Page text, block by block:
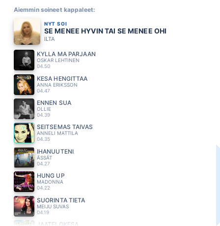
Aiemmin soineet kappaleet:
NYT SOI
SE MENEE HYVIN TAI SE MENEE OHI
ILTA
KYLLÄ MÄ PÄRJÄÄN
OSKAR LEHTINEN
04.50
KESA HENGITTÄÄ
ANNA ERIKSSON
04.47
ENNEN SUA
OLLIE
04.39
SEITSEMAS TAIVAS
ANNELI MATTILA
04.35
IHANUUTENI
ÄSSÄT
04.27
HUNG UP
MADONNA
04.22
SUORINTA TIETÄ
MEIJU SUVAS
04.19
JAATELÖKESA